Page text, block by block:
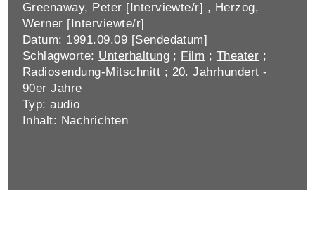
Greenaway, Peter [Interviewte/r] , Herzog,
Werner [Interviewte/r]
Datum: 1991.09.09 [Sendedatum]
Schlagworte: Unterhaltung ; Film ; Theater ;
Radiosendung-Mitschnitt ; 20. Jahrhundert -
90er Jahre
Typ: audio
Inhalt: Nachrichten